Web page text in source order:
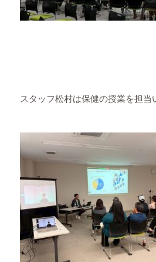
スタッフ松村は保健の授業を担当